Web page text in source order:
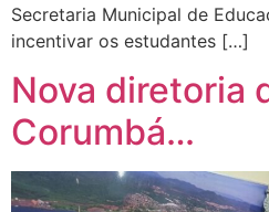
Secretaria Municipal de
incentivar os estudantes […]
Nova diretoria
Corumbá…